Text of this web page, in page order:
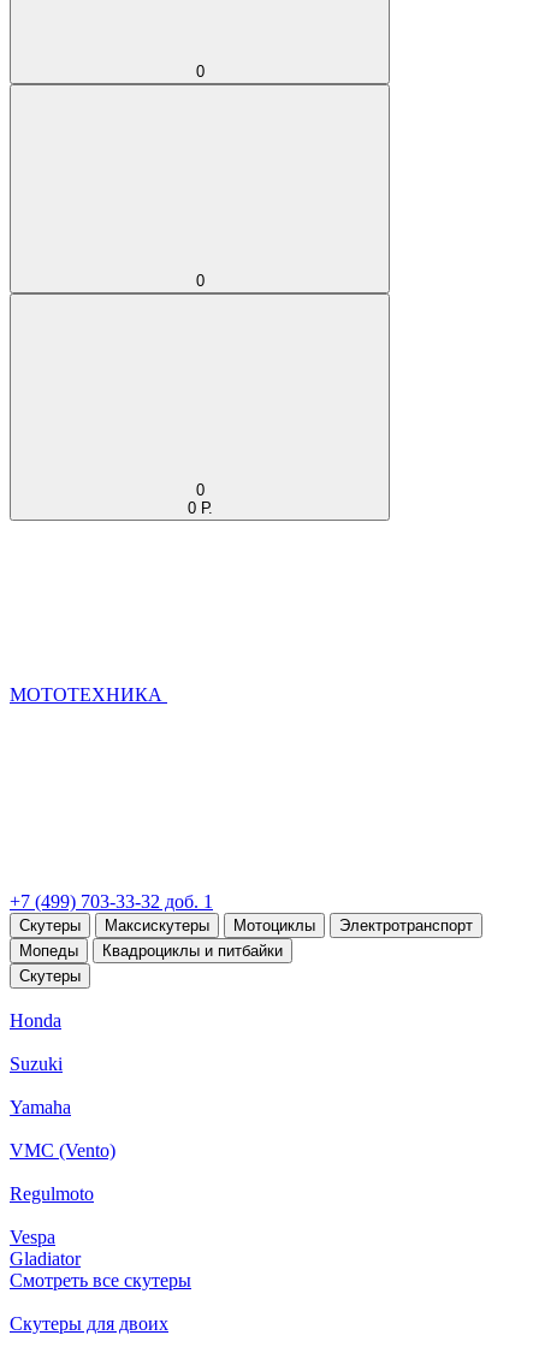
0
0
0
0 Р.
МОТОТЕХНИКА
+7 (499) 703-33-32 доб. 1
Скутеры Максискутеры Мотоциклы
Электротранспорт
Мопеды
Квадроциклы и питбайки
Скутеры
Honda
Suzuki
Yamaha
VMC (Vento)
Regulmoto
Vespa
Gladiator
Смотреть все скутеры
Скутеры для двоих